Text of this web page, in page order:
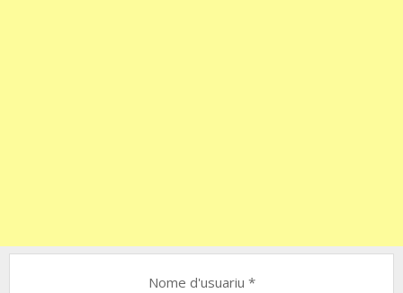
Nome d'usuariu *